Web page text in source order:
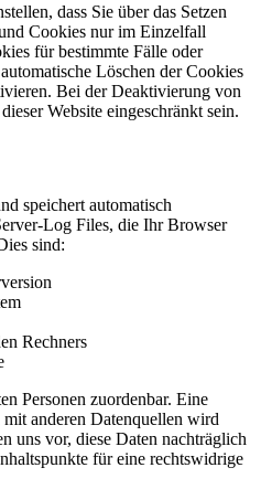
dass Sie über das Setzen
Cookies nur im Einzelfall
für bestimmte Fälle oder
Löschen der Cookies
Bei der Deaktivierung von
Website eingeschränkt sein.
speichert automatisch
Log Files, die Ihr Browser
sind:
Rechners
Personen zuordenbar. Eine
anderen Datenquellen wird
uns vor, diese Daten nachträglich
für eine rechtswidrige